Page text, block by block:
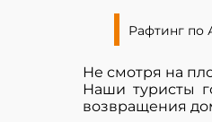
Рафтинг по
Не смотря на
Наши туристы
возвращения